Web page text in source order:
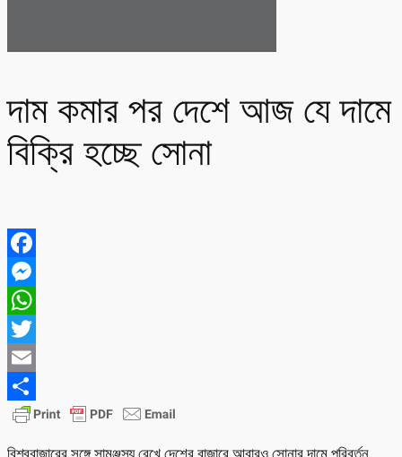
দাম কমার পর দেশে আজ যে দামে
বিক্রি হচ্ছে সোনা
Facebook
Messenger
WhatsApp
Twitter
Email
Share
বিশ্ববাজারের সঙ্গে সামঞ্জস্য রেখে দেশের বাজারে আবারও সোনার দামে পরিবর্তন